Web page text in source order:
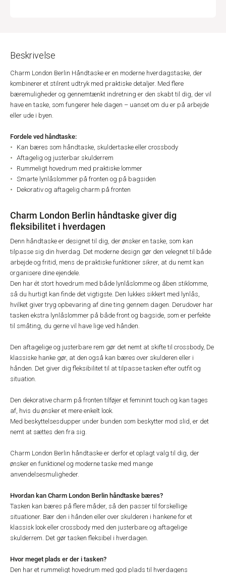
Beskrivelse
Charm London Berlin Håndtaske er en moderne hverdagstaske, der
kombinerer et stilrent udtryk med praktiske detaljer. Med flere
bæremuligheder og gennemtænkt indretning er den skabt til dig, der vil
have en taske, som fungerer hele dagen – uanset om du er på arbejde
eller ude i byen.
Fordele ved håndtaske:
Kan bæres som håndtaske, skuldertaske eller crossbody
Aftagelig og justerbar skulderrem
Rummeligt hovedrum med praktiske lommer
Smarte lynlåslommer på fronten og på bagsiden
Dekorativ og aftagelig charm på fronten
Charm London Berlin håndtaske giver dig
fleksibilitet i hverdagen
Denn håndtaske er designet til dig, der ønsker en taske, som kan
tilpasse sig din hverdag. Det moderne design gør den velegnet til både
arbejde og fritid, mens de praktiske funktioner sikrer, at du nemt kan
organisere dine ejendele.
Den har ét stort hovedrum med både lynlåslomme og åben stiklomme,
så du hurtigt kan finde det vigtigste. Den lukkes sikkert med lynlås,
hvilket giver tryg opbevaring af dine ting gennem dagen. Derudover har
tasken ekstra lynlåslommer på både front og bagside, som er perfekte
til småting, du gerne vil have lige ved hånden.
Den aftagelige og justerbare rem gør det nemt at skifte til crossbody, De
klassiske hanke gør, at den også kan bæres over skulderen eller i
hånden. Det giver dig fleksibilitet til at tilpasse tasken efter outfit og
situation.
Den dekorative charm på fronten tilføjer et feminint touch og kan tages
af, hvis du ønsker et mere enkelt look.
Med beskyttelsesdupper under bunden som beskytter mod slid, er det
nemt at sættes den fra sig.
Charm London Berlin håndtaske er derfor et oplagt valg til dig, der
ønsker en funktionel og moderne taske med mange
anvendelsesmuligheder.
Hvordan kan Charm London Berlin håndtaske bæres?
Tasken kan bæres på flere måder, så den passer til forskellige
situationer. Bær den i hånden eller over skulderen i hankene for et
klassisk look eller crossbody med den justerbare og aftagelige
skulderrem. Det gør tasken fleksibel i hverdagen.
Hvor meget plads er der i tasken?
Den har et rummeligt hovedrum med god plads til hverdagens